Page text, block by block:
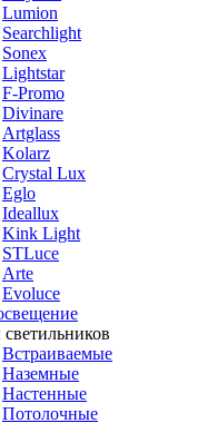
Lumion
Searchlight
Sonex
Lightstar
F-Promo
Divinare
Artglass
Kolarz
Crystal Lux
Eglo
Ideallux
Kink Light
STLuce
Arte
Evoluce
Встраиваемые
Наземные
Настенные
Потолочные